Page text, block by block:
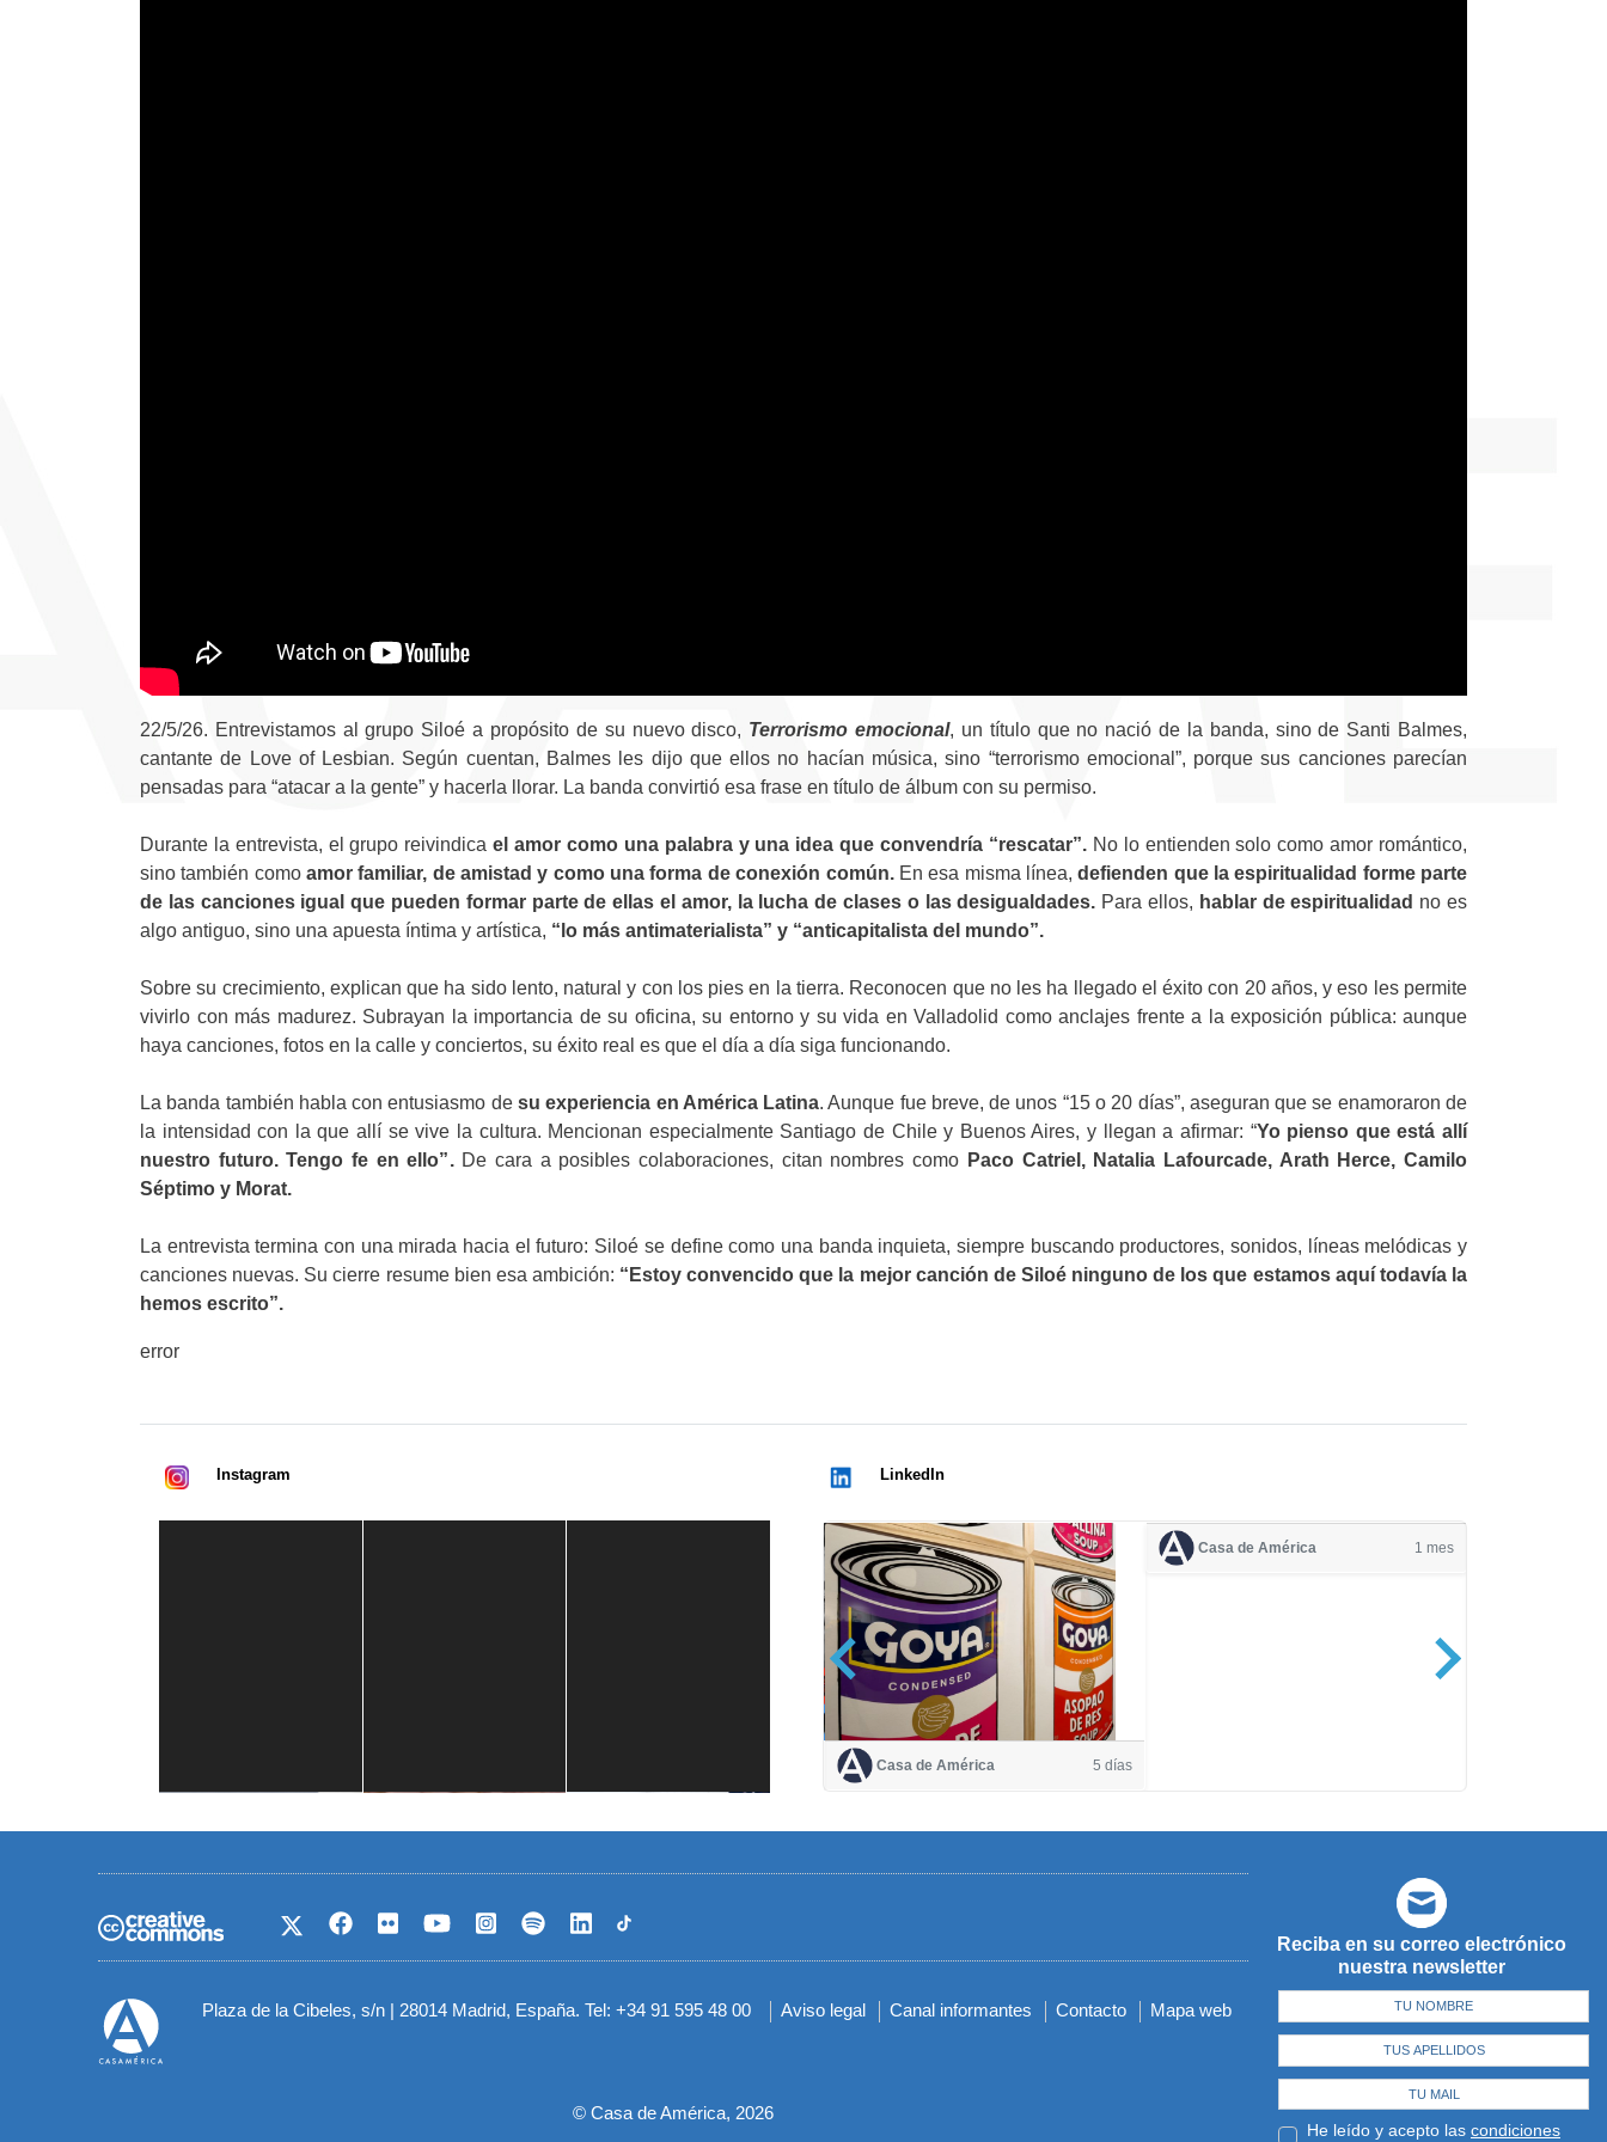
22/5/26. Entrevistamos al grupo Siloé a propósito de su nuevo disco, Terrorismo emocional, un título que no nació de la banda, sino de Santi Balmes,
cantante de Love of Lesbian. Según cuentan, Balmes les dijo que ellos no hacían música, sino “terrorismo emocional”, porque sus canciones parecían
pensadas para “atacar a la gente” y hacerla llorar. La banda convirtió esa frase en título de álbum con su permiso.
Durante la entrevista, el grupo reivindicael amor como una palabra y una idea que convendría “rescatar”.No lo entienden solo como amor romántico,
sino también comoamor familiar, de amistad y como una forma de conexión común. En esa misma línea, defienden que la espiritualidad forme parte
de las canciones igual que pueden formar parte de ellas el amor, la lucha de clases o las desigualdades. Para ellos, hablar de espiritualidad no es
algo antiguo, sino una apuesta íntima y artística, “lo más antimaterialista” y “anticapitalista del mundo”.
Sobre su crecimiento, explican que ha sido lento, natural y con los pies en la tierra. Reconocen que no les ha llegado el éxito con 20 años, y eso les permite
vivirlo con más madurez. Subrayan la importancia de su oficina, su entorno y su vida en Valladolid como anclajes frente a la exposición pública: aunque
haya canciones, fotos en la calle y conciertos, su éxito real es que el día a día siga funcionando.
La banda también habla con entusiasmo de su experiencia en América Latina. Aunque fue breve, de unos “15 o 20 días”, aseguran que se enamoraron de
la intensidad con la que allí se vive la cultura. Mencionan especialmente Santiago de Chile y Buenos Aires, y llegan a afirmar: “Yo pienso que está allí
nuestro futuro. Tengo fe en ello”. De cara a posibles colaboraciones, citan nombres como Paco Catriel, Natalia Lafourcade, Arath Herce, Camilo
Séptimo y Morat.
La entrevista termina con una mirada hacia el futuro: Siloé se define como una banda inquieta, siempre buscando productores, sonidos, líneas melódicas y
canciones nuevas. Su cierre resume bien esa ambición: “Estoy convencido que la mejor canción de Siloé ninguno de los que estamos aquí todavía la
hemos escrito”.
error
Instagram LinkedIn
Casa de América 5 días
Casa de América 1 mes
Reciba en su correo electrónico
nuestra newsletter
He leído y acepto las condiciones
Plaza de la Cibeles, s/n | 28014 Madrid, España. Tel: +34 91 595 48 00
Menú
pie
Aviso legal Canal informantes Contacto Mapa web
© Casa de América, 2026